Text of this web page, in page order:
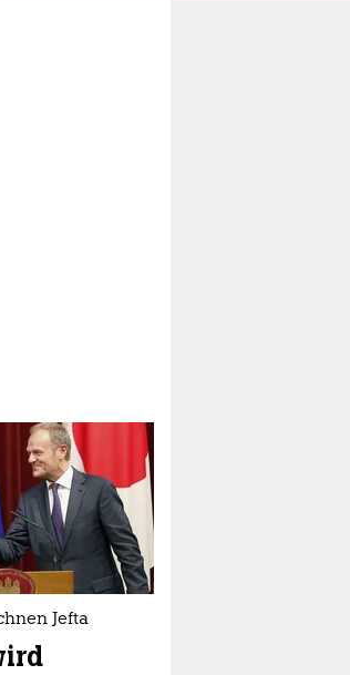
Jefta